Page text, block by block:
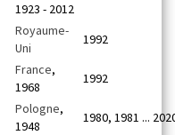
1923 - 2012
Royaume-
Uni
1992
France,
1968
1992
Pologne,
1948
1980, 1981 ...